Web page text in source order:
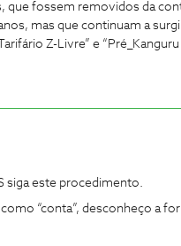
que fossem removidos da
mas que continuam a
Z-Livre” e “Pré_Kanguru
siga este procedimento.
“conta”, desconheço a